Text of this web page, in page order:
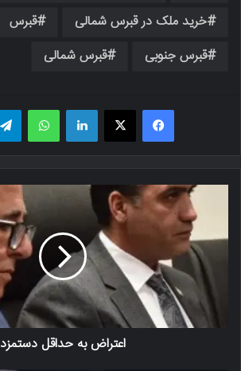
خرید ملک در قبرس شمالی
قبرس
قبرس جنوبی
قبرس شمالی
فیسبوک X لینکدین واتس اپ
اعتراض به حداقل دستمزد